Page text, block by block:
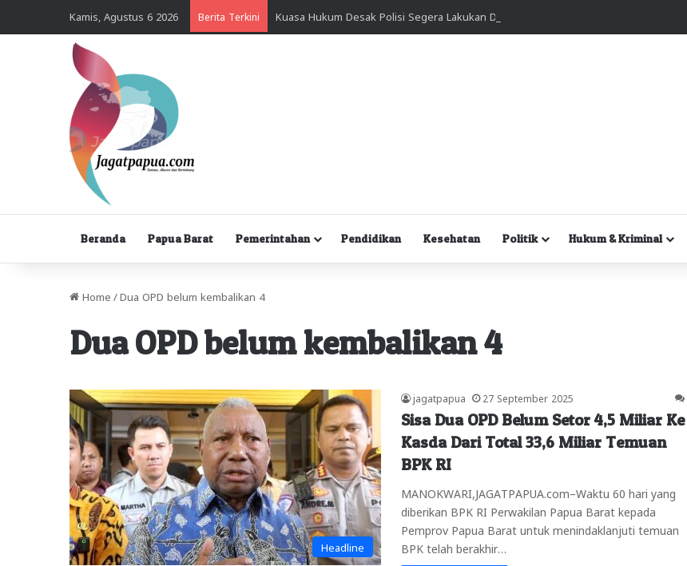
Kamis, Agustus 6 2026 Berita Terkini
Beranda Papua Barat Pemerintahan Pendidikan Kesehatan Politik Hukum & Kriminal
Home / Dua OPD belum kembalikan 4
Dua OPD belum kembalikan 4
Headline
jagatpapua 27 September 2025
Sisa Dua OPD Belum Setor 4,5 Miliar Ke
Kasda Dari Total 33,6 Miliar Temuan
BPK RI
MANOKWARI,JAGATPAPUA.com–Waktu 60 hari yang
diberikan BPK RI Perwakilan Papua Barat kepada
Pemprov Papua Barat untuk menindaklanjuti temuan
BPK telah berakhir…